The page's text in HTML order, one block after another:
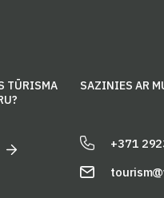
TŪRISMA
SAZINIES AR
+371